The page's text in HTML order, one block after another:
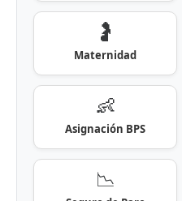
🤰
Maternidad
👶
Asignación BPS
📉